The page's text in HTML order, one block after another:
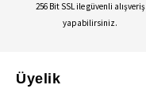
256 Bit SSL ile güvenli alışveriş
yapabilirsiniz.
Üyelik